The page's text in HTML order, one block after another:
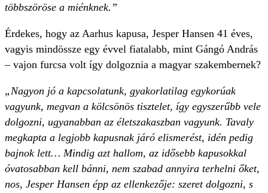
többszöröse a miénknek.”
Érdekes, hogy az Aarhus kapusa, Jesper Hansen 41 éves,
vagyis mindössze egy évvel fiatalabb, mint Gángó András
– vajon furcsa volt így dolgoznia a magyar szakembernek?
„Nagyon jó a kapcsolatunk, gyakorlatilag egykorúak
vagyunk, megvan a kölcsönös tisztelet, így egyszerűbb vele
dolgozni, ugyanabban az életszakaszban vagyunk. Tavaly
megkapta a legjobb kapusnak járó elismerést, idén pedig
bajnok lett… Mindig azt hallom, az idősebb kapusokkal
óvatosabban kell bánni, nem szabad annyira terhelni őket,
nos, Jesper Hansen épp az ellenkezője: szeret dolgozni, s